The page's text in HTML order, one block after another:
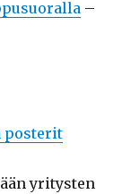
–
posterit
yritysten